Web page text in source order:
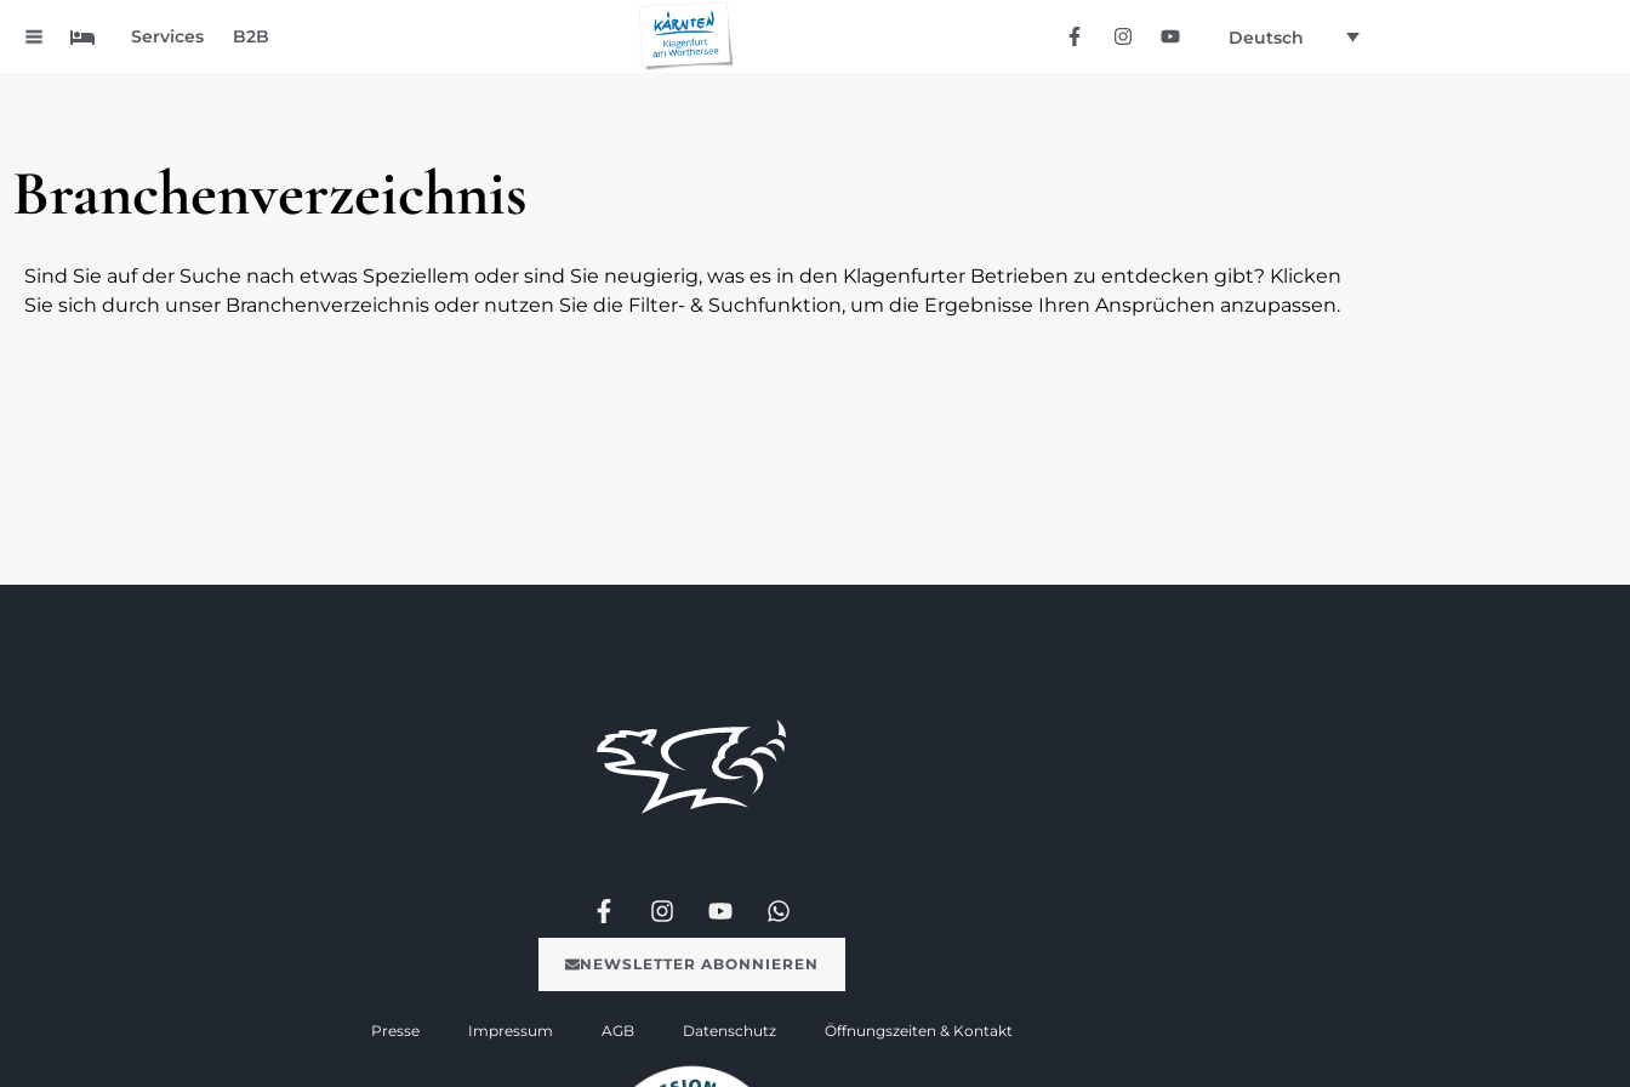
Services B2B Deutsch
Branchenverzeichnis
Sind Sie auf der Suche nach etwas Speziellem oder sind Sie neugierig, was es in den Klagenfurter Betrieben zu entdecken gibt? Klicken
Sie sich durch unser Branchenverzeichnis oder nutzen Sie die Filter- & Suchfunktion, um die Ergebnisse Ihren Ansprüchen anzupassen.
NEWSLETTER ABONNIEREN
Presse Impressum AGB Datenschutz Öffnungszeiten & Kontakt